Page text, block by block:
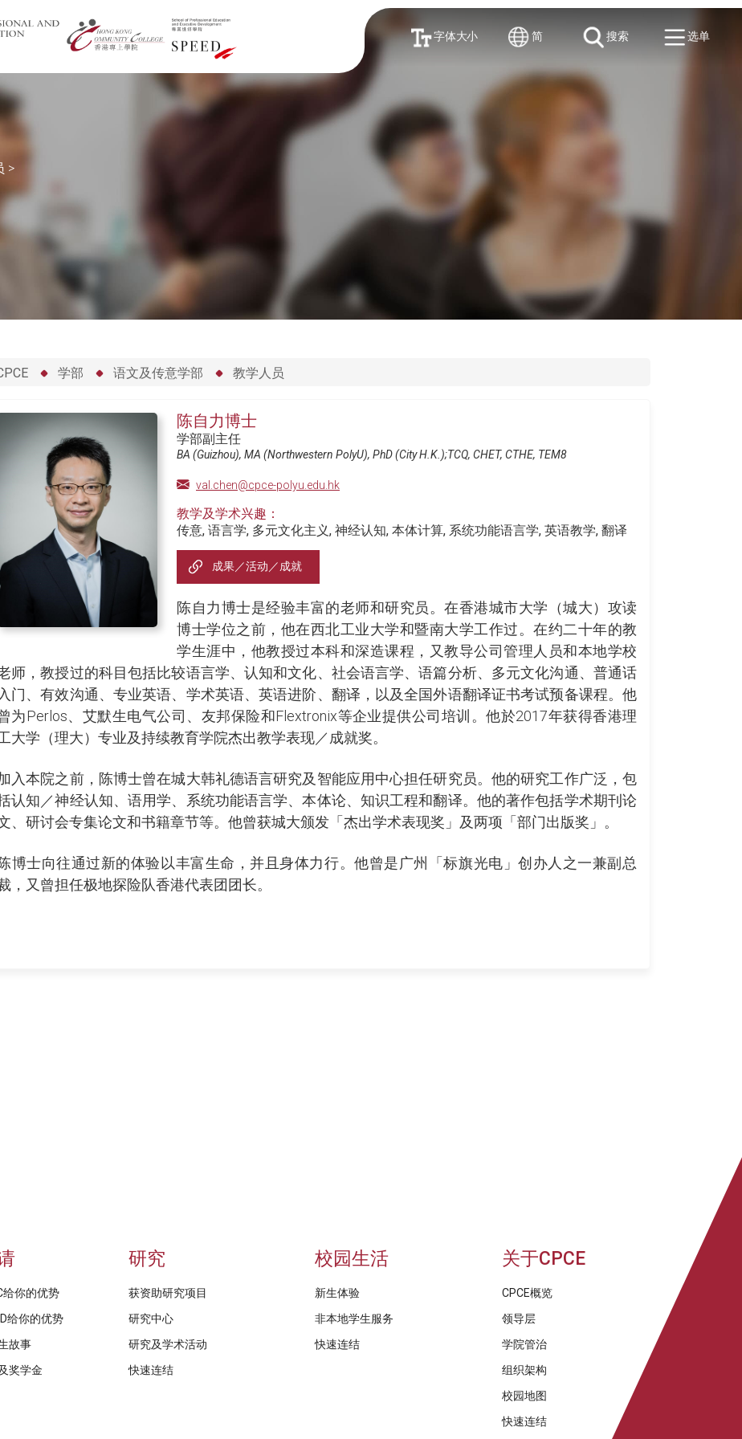
字体大小 简 搜索 选单
>
学部 语文及传意学部 教学人员
陈自力博士
学部副主任
BA (Guizhou), MA (Northwestern PolyU), PhD (City H.K.);TCQ, CHET, CTHE, TEM8
val.chen@cpce-polyu.edu.hk
教学及学术兴趣：
传意, 语言学, 多元文化主义, 神经认知, 本体计算, 系统功能语言学, 英语教学, 翻译
成果／活动／成就
陈自力博士是经验丰富的老师和研究员。在香港城市大学（城大）攻读
博士学位之前，他在西北工业大学和暨南大学工作过。在约二十年的教
学生涯中，他教授过本科和深造课程，又教导公司管理人员和本地学校
师，教授过的科目包括比较语言学、认知和文化、社会语言学、语篇分析、多元文化沟通、普通话
入门、有效沟通、专业英语、学术英语、英语进阶、翻译，以及全国外语翻译证书考试预备课程。他
为Perlos、艾默生电气公司、友邦保险和Flextronix等企业提供公司培训。他於2017年获得香港理
大学（理大）专业及持续教育学院杰出教学表现／成就奖。
入本院之前，陈博士曾在城大韩礼德语言研究及智能应用中心担任研究员。他的研究工作广泛，包
认知／神经认知、语用学、系统功能语言学、本体论、知识工程和翻译。他的著作包括学术期刊论
、研讨会专集论文和书籍章节等。他曾获城大颁发「杰出学术表现奖」及两项「部门出版奖」。
博士向往通过新的体验以丰富生命，并且身体力行。他曾是广州「标旗光电」创办人之一兼副总
，又曾担任极地探险队香港代表团团长。
给你的优势
给你的优势
故事
奖学金
研究
获资助研究项目
研究中心
研究及学术活动
快速连结
校园生活
新生体验
非本地学生服务
快速连结
关于CPCE
CPCE概览
领导层
学院管治
组织架构
校园地图
快速连结